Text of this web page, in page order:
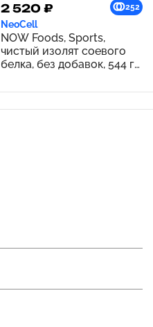
2 520 ₽ 252
NeoCell
NOW Foods, Sports,
чистый изолят соевого
белка, без добавок, 544 г